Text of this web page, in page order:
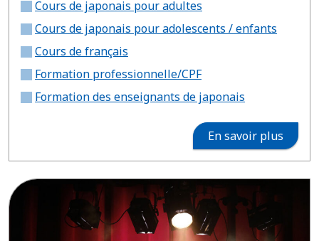
Cours de japonais pour adultes
Cours de japonais pour adolescents / enfants
Cours de français
Formation professionnelle/CPF
Formation des enseignants de japonais
En savoir plus